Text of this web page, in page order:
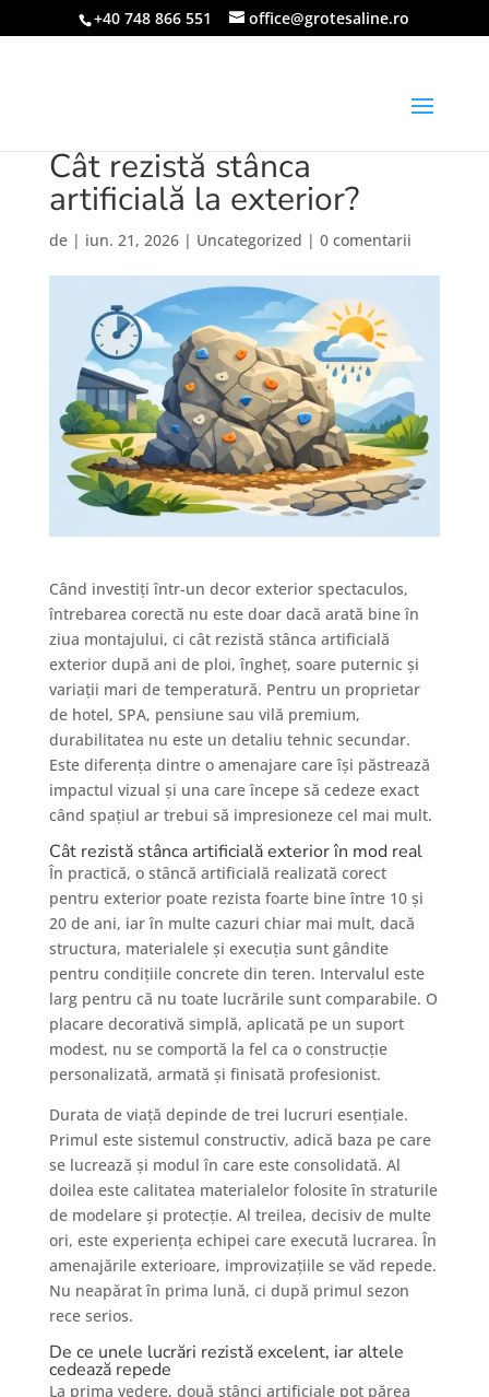
+40 748 866 551 office@grotesaline.ro
Cât rezistă stânca
artificială la exterior?
de | iun. 21, 2026| Uncategorized | 0 comentarii
Când investiți într-un decor exterior spectaculos,
întrebarea corectă nu este doar dacă arată bine în
ziua montajului, ci cât rezistă stânca artificială
exterior după ani de ploi, îngheț, soare puternic și
variații mari de temperatură. Pentru un proprietar
de hotel, SPA, pensiune sau vilă premium,
durabilitatea nu este un detaliu tehnic secundar.
Este diferența dintre o amenajare care își păstrează
impactul vizual și una care începe să cedeze exact
când spațiul ar trebui să impresioneze cel mai mult.
Cât rezistă stânca artificială exterior în mod real
În practică, o stâncă artificială realizată corect
pentru exterior poate rezista foarte bine între 10 și
20 de ani, iar în multe cazuri chiar mai mult, dacă
structura, materialele și execuția sunt gândite
pentru condițiile concrete din teren. Intervalul este
larg pentru că nu toate lucrările sunt comparabile. O
placare decorativă simplă, aplicată pe un suport
modest, nu se comportă la fel ca o construcție
personalizată, armată și finisată profesionist.
Durata de viață depinde de trei lucruri esențiale.
Primul este sistemul constructiv, adică baza pe care
se lucrează și modul în care este consolidată. Al
doilea este calitatea materialelor folosite în straturile
de modelare și protecție. Al treilea, decisiv de multe
ori, este experiența echipei care execută lucrarea. În
amenajările exterioare, improvizațiile se văd repede.
Nu neapărat în prima lună, ci după primul sezon
rece serios.
De ce unele lucrări rezistă excelent, iar altele
cedează repede
La prima vedere, două stânci artificiale pot părea